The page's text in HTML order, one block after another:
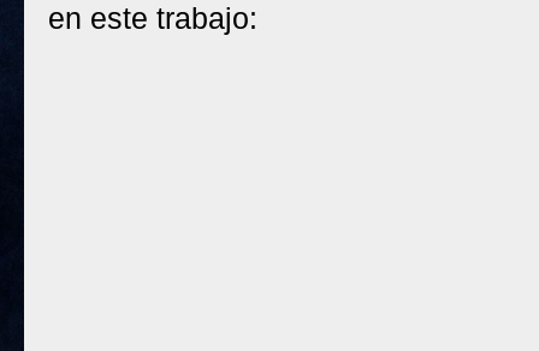
en este trabajo: